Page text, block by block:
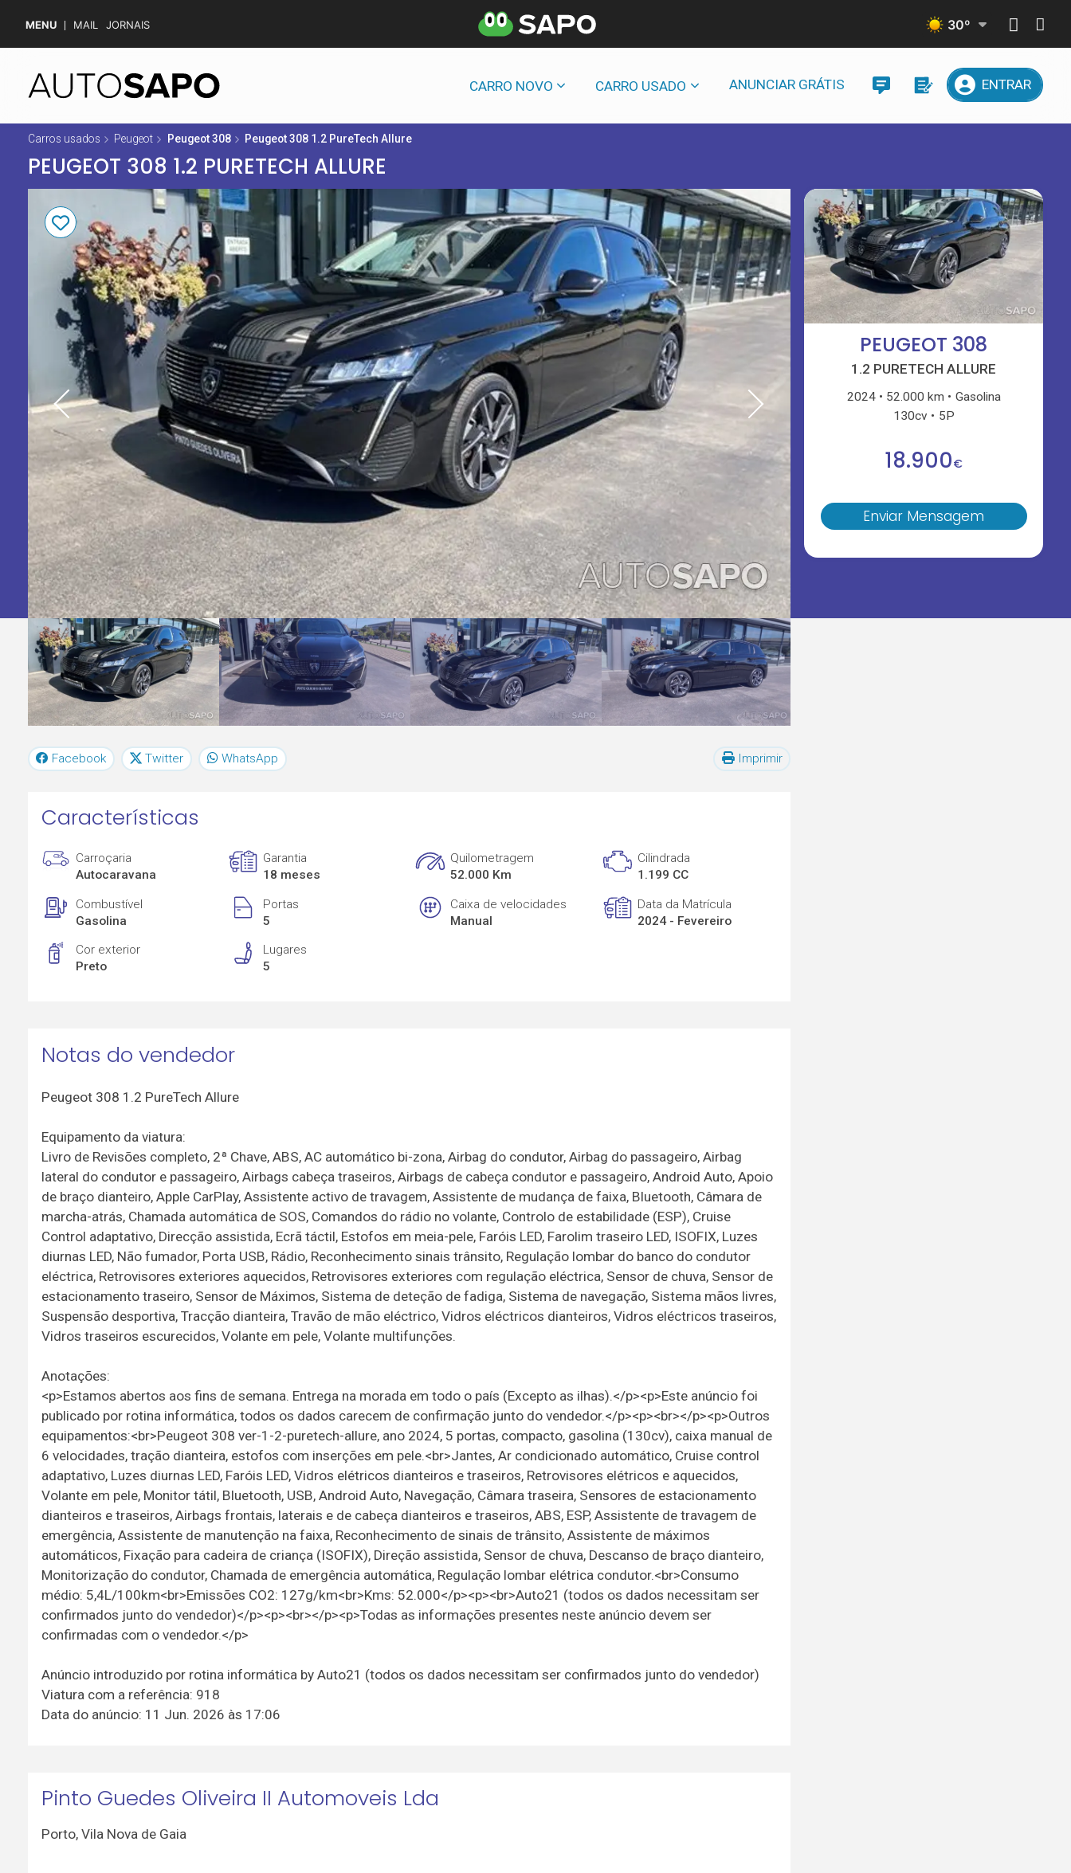
MENU MAIL JORNAIS 30º
CARRO NOVO CARRO USADO ANUNCIAR GRÁTIS ENTRAR
Carros usados Peugeot Peugeot 308 Peugeot 308 1.2 PureTech Allure
PEUGEOT 308 1.2 PURETECH ALLURE
PEUGEOT 308
1.2 PURETECH ALLURE
2024 52.000 km
Gasolina
130cv
5P
18.900€
Enviar Mensagem
Facebook Twitter WhatsApp Imprimir
Características
Carroçaria
Autocaravana
Garantia
18 meses
Quilometragem
52.000 Km
Cilindrada
1.199 CC
Combustível
Gasolina
Portas
5
Caixa de velocidades
Manual
Data da Matrícula
2024 - Fevereiro
Cor exterior
Preto
Lugares
5
Notas do vendedor
Peugeot 308 1.2 PureTech Allure
Equipamento da viatura:
Livro de Revisões completo, 2ª Chave, ABS, AC automático bi-zona, Airbag do condutor, Airbag do passageiro, Airbag
lateral do condutor e passageiro, Airbags cabeça traseiros, Airbags de cabeça condutor e passageiro, Android Auto, Apoio
de braço dianteiro, Apple CarPlay, Assistente activo de travagem, Assistente de mudança de faixa, Bluetooth, Câmara de
marcha-atrás, Chamada automática de SOS, Comandos do rádio no volante, Controlo de estabilidade (ESP), Cruise
Control adaptativo, Direcção assistida, Ecrã táctil, Estofos em meia-pele, Faróis LED, Farolim traseiro LED, ISOFIX, Luzes
diurnas LED, Não fumador, Porta USB, Rádio, Reconhecimento sinais trânsito, Regulação lombar do banco do condutor
eléctrica, Retrovisores exteriores aquecidos, Retrovisores exteriores com regulação eléctrica, Sensor de chuva, Sensor de
estacionamento traseiro, Sensor de Máximos, Sistema de deteção de fadiga, Sistema de navegação, Sistema mãos livres,
Suspensão desportiva, Tracção dianteira, Travão de mão eléctrico, Vidros eléctricos dianteiros, Vidros eléctricos traseiros,
Vidros traseiros escurecidos, Volante em pele, Volante multifunções.
Anotações:
<p>Estamos abertos aos fins de semana. Entrega na morada em todo o país (Excepto as ilhas).</p><p>Este anúncio foi
publicado por rotina informática, todos os dados carecem de confirmação junto do vendedor.</p><p><br></p><p>Outros
equipamentos:<br>Peugeot 308 ver-1-2-puretech-allure, ano 2024, 5 portas, compacto, gasolina (130cv), caixa manual de
6 velocidades, tração dianteira, estofos com inserções em pele.<br>Jantes, Ar condicionado automático, Cruise control
adaptativo, Luzes diurnas LED, Faróis LED, Vidros elétricos dianteiros e traseiros, Retrovisores elétricos e aquecidos,
Volante em pele, Monitor tátil, Bluetooth, USB, Android Auto, Navegação, Câmara traseira, Sensores de estacionamento
dianteiros e traseiros, Airbags frontais, laterais e de cabeça dianteiros e traseiros, ABS, ESP, Assistente de travagem de
emergência, Assistente de manutenção na faixa, Reconhecimento de sinais de trânsito, Assistente de máximos
automáticos, Fixação para cadeira de criança (ISOFIX), Direção assistida, Sensor de chuva, Descanso de braço dianteiro,
Monitorização do condutor, Chamada de emergência automática, Regulação lombar elétrica condutor.<br>Consumo
médio: 5,4L/100km<br>Emissões CO2: 127g/km<br>Kms: 52.000</p><p><br>Auto21 (todos os dados necessitam ser
confirmados junto do vendedor)</p><p><br></p><p>Todas as informações presentes neste anúncio devem ser
confirmadas com o vendedor.</p>
Anúncio introduzido por rotina informática by Auto21 (todos os dados necessitam ser confirmados junto do vendedor)
Viatura com a referência: 918
Data do anúncio: 11 Jun. 2026 às 17:06
Pinto Guedes Oliveira II Automoveis Lda
Porto, Vila Nova de Gaia